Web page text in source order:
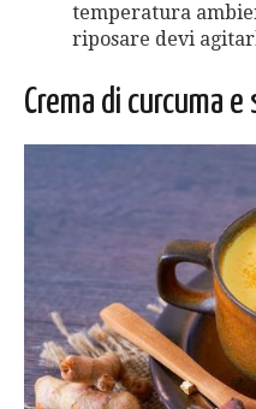
temperatura
riposare devi
Crema di curcuma e